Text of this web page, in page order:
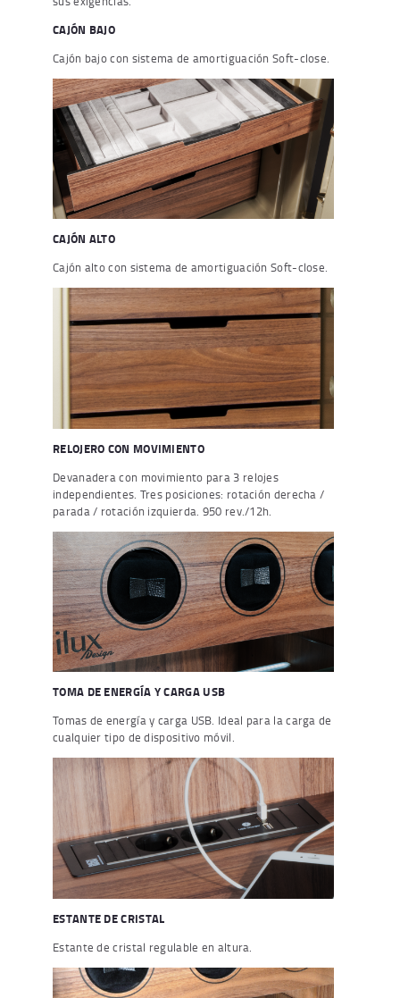
CAJÓN BAJO
Cajón bajo con sistema de amortiguación Soft-close.
CAJÓN ALTO
Cajón alto con sistema de amortiguación Soft-close.
RELOJERO CON MOVIMIENTO
Devanadera con movimiento para 3 relojes
independientes. Tres posiciones: rotación derecha /
parada / rotación izquierda. 950 rev./12h.
TOMA DE ENERGÍA Y CARGA USB
Tomas de energía y carga USB. Ideal para la carga de
cualquier tipo de dispositivo móvil.
ESTANTE DE CRISTAL
Estante de cristal regulable en altura.